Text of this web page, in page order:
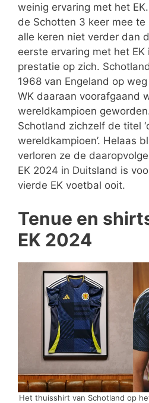
weinig ervaring met het
de Schotten 3 keer mee te
alle keren niet verder dan
eerste ervaring met het
prestatie op zich.
1968 van Engeland op
WK daaraan voorafgaand
wereldkampioen
Schotland zichzelf de titel
wereldkampioen’. Helaas
verloren ze de
EK 2024 in Duitsland is
vierde EK voetbal ooit.
Tenue en
EK 2024
Het thuisshirt van Schotland op